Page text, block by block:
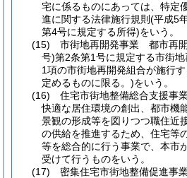
宅に係るものにあっては、特定
進に関する法律施行規則 (平成5
第4号に規定する所得)をいう。
(15)
市街地再開発事業 都市再
号)第2条第1号に規定する市街
1項の市街地再開発組合が施行
定めるものに限る。)をいう。
(16)
住宅市街地整備総合支援事
快適な居住環境の創出、都市機
景観の形成等を図りつつ職住近
の供給を推進するため、住宅等
等を総合的に行う事業で、本市
受けて行うものをいう。
(17)
密集住宅市街地整備促進事